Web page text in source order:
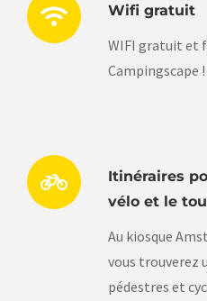
Wifi gratuit
WIFI gratuit et
Campingscape !
Itinéraires
vélo et le
Au kiosque
vous trouverez
pédestres et